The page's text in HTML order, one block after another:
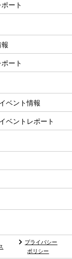
ート
ート
ベント情報
ベントレポート
プライバシー
ポリシー